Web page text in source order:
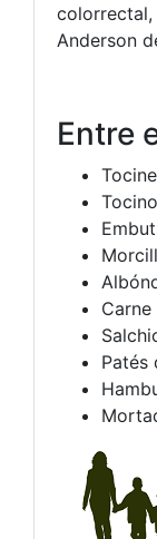
colorrectal,
Anderson
Entre
Tocino
Patés